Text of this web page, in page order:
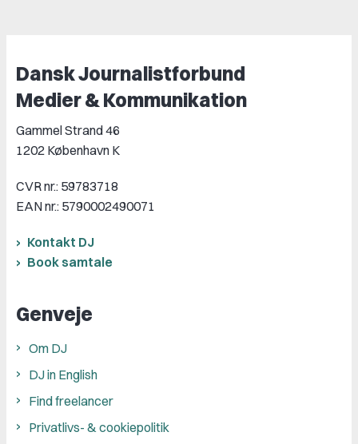
Dansk Journalistforbund
Medier & Kommunikation
Gammel Strand 46
1202 København K
CVR nr.: 59783718
EAN nr.: 5790002490071
Kontakt DJ
Book samtale
Genveje
Om DJ
DJ in English
Find freelancer
Privatlivs- & cookiepolitik